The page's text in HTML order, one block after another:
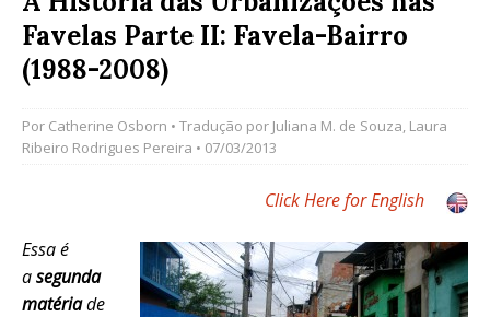
Favelas Parte II: Favela-Bairro
(1988-2008)
Por Catherine Osborn • Tradução por Juliana M. de Souza, Laura
Ribeiro Rodrigues Pereira • 07/03/2013
Click Here for English
Essa é
asegunda
matériade